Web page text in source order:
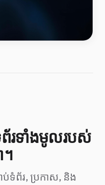
រទាំងមូលរបស់
។
ប់ទំព័រ, ប្រកាស, និង